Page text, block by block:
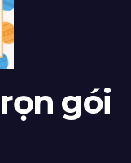
gói